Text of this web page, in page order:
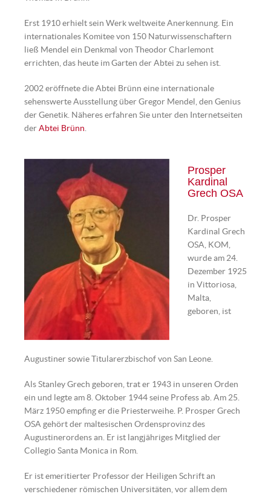
Erst 1910 erhielt sein Werk weltweite Anerkennung. Ein
internationales Komitee von 150 Naturwissenschaftern
ließ Mendel ein Denkmal von Theodor Charlemont
errichten, das heute im Garten der Abtei zu sehen ist.
2002 eröffnete die Abtei Brünn eine internationale
sehenswerte Ausstellung über Gregor Mendel, den Genius
der Genetik. Näheres erfahren Sie unter den Internetseiten
derAbtei Brünn
Prosper
Kardinal
Grech OSA
Dr. Prosper
Kardinal Grech
OSA, KOM,
wurde am 24.
Dezember 1925
in Vittoriosa,
Malta,
geboren, ist
Augustiner sowie Titularerzbischof von San Leone.
Als Stanley Grech geboren, trat er 1943 in unseren Orden
ein und legte am 8. Oktober 1944 seine Profess ab. Am 25.
März 1950 empfing er die Priesterweihe. P. Prosper Grech
OSA gehört der maltesischen Ordensprovinz des
Augustinerordens an. Er ist langjähriges Mitglied der
Collegio Santa Monica in Rom.
Er ist emeritierter Professor der Heiligen Schrift an
verschiedener römischen Universitäten, vor allem dem